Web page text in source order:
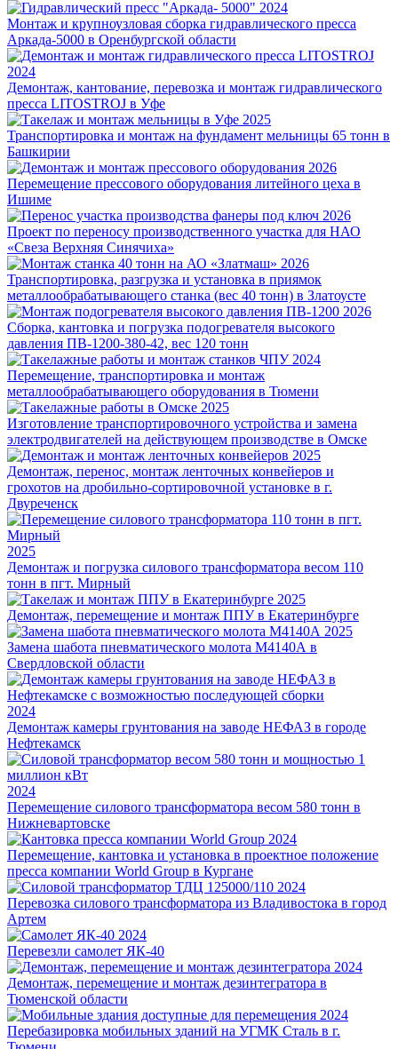
2024
Монтаж и крупноузловая сборка гидравлического пресса
Аркада-5000 в Оренбургской области
2024
Демонтаж, кантование, перевозка и монтаж гидравлического
пресса LITOSTROJ в Уфе
2025
Транспортировка и монтаж на фундамент мельницы 65 тонн в
Башкирии
2026
Перемещение прессового оборудования литейного цеха в
Ишиме
2026
Проект по переносу производственного участка для НАО
«Свеза Верхняя Синячиха»
2026
Транспортировка, разгрузка и установка в приямок
металлообрабатывающего станка (вес 40 тонн) в Златоусте
2026
Сборка, кантовка и погрузка подогревателя высокого
давления ПВ-1200-380-42, вес 120 тонн
2024
Перемещение, транспортировка и монтаж
металлообрабатывающего оборудования в Тюмени
2025
Изготовление транспортировочного устройства и замена
электродвигателей на действующем производстве в Омске
2025
Демонтаж, перенос, монтаж ленточных конвейеров и
грохотов на дробильно-сортировочной установке в г.
Двуреченск
2025
Демонтаж и погрузка силового трансформатора весом 110
тонн в пгт. Мирный
2025
Демонтаж, перемещение и монтаж ППУ в Екатеринбурге
2025
Замена шабота пневматического молота М4140А в
Свердловской области
2024
Демонтаж камеры грунтования на заводе НЕФАЗ в городе
Нефтекамск
2024
Перемещение силового трансформатора весом 580 тонн в
Нижневартовске
2024
Перемещение, кантовка и установка в проектное положение
пресса компании World Group в Кургане
2024
Перевозка силового трансформатора из Владивостока в город
Артем
2024
Перевезли самолет ЯК-40
2024
Демонтаж, перемещение и монтаж дезинтегратора в
Тюменской области
2024
Перебазировка мобильных зданий на УГМК Сталь в г.